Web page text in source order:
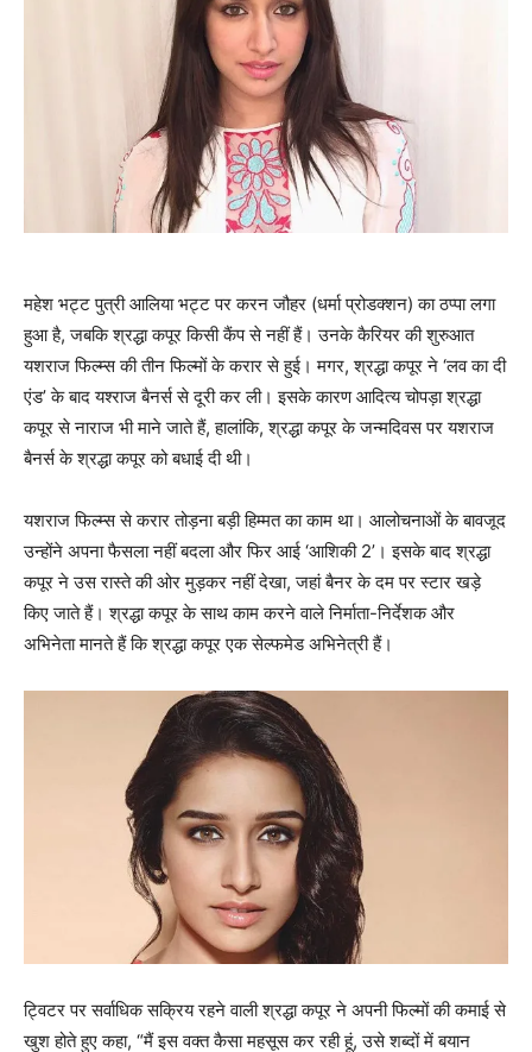
महेश भट्ट पुत्री आलिया भट्ट पर करन जौहर (धर्मा प्रोडक्शन) का ठप्पा लगा
हुआ है, जबकि श्रद्धा कपूर किसी कैंप से नहीं हैं। उनके कैरियर की शुरुआत
यशराज फिल्म्स की तीन फिल्मों के करार से हुई। मगर, श्रद्धा कपूर ने ‘लव का दी
एंड’ के बाद यश्‍राज बैनर्स से दूरी कर ली। इसके कारण आदित्‍य चोपड़ा श्रद्धा
कपूर से नाराज भी माने जाते हैं, हालांकि, श्रद्धा कपूर के जन्‍मदिवस पर यशराज
बैनर्स के श्रद्धा कपूर को बधाई दी थी।
यशराज फिल्म्स से करार तोड़ना बड़ी हिम्मत का काम था। आलोचनाओं के बावजूद
उन्होंने अपना फैसला नहीं बदला और फिर आई ‘आशिकी 2’। इसके बाद श्रद्धा
कपूर ने उस रास्ते की ओर मुड़कर नहीं देखा, जहां बैनर के दम पर स्टार खड़े
किए जाते हैं। श्रद्धा कपूर के साथ काम करने वाले निर्माता-निर्देशक और
अभिनेता मानते हैं कि श्रद्धा कपूर एक सेल्फमेड अभिनेत्री हैं।
ट्विटर पर सर्वाधिक सक्रिय रहने वाली श्रद्धा कपूर ने अपनी फिल्मों की कमाई से
खुश होते हुए कहा, “मैं इस वक्त कैसा महसूस कर रही हूं, उसे शब्दों में बयान